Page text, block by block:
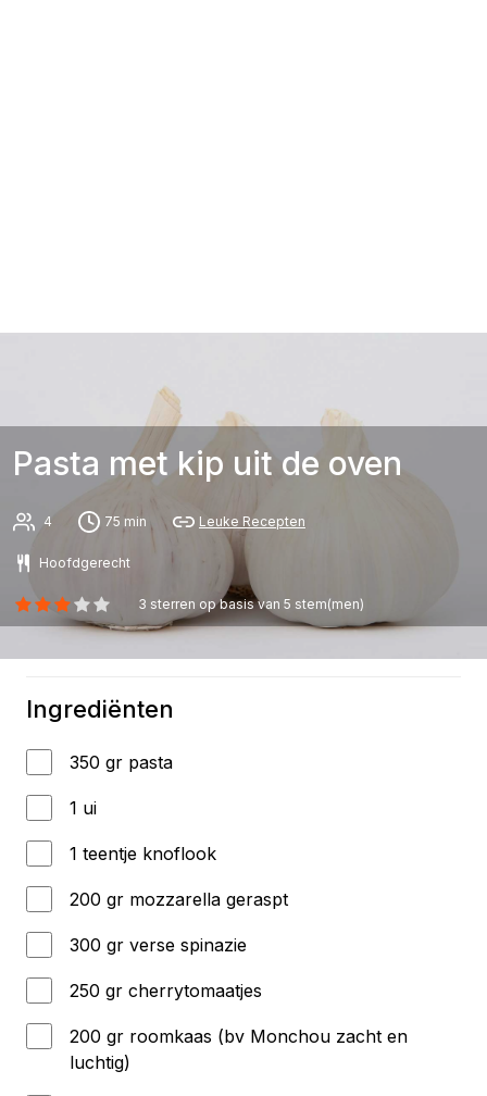
Pasta met kip uit de oven
4 75 min Leuke Recepten
Hoofdgerecht
3 sterren op basis van 5 stem(men)
Ingrediënten
350 gr pasta
1 ui
1 teentje knoflook
200 gr mozzarella geraspt
300 gr verse spinazie
250 gr cherrytomaatjes
200 gr roomkaas (bv Monchou zacht en
luchtig)